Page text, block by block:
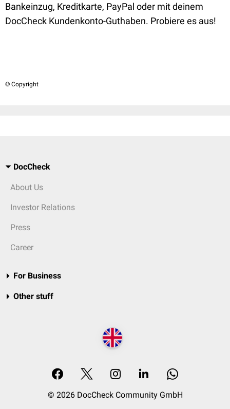
Bankeinzug, Kreditkarte, PayPal oder mit deinem
DocCheck Kundenkonto-Guthaben. Probiere es aus!
© Copyright
DocCheck
About Us
Investor Relations
Press
Career
For Business
Other stuff
© 2026 DocCheck Community GmbH